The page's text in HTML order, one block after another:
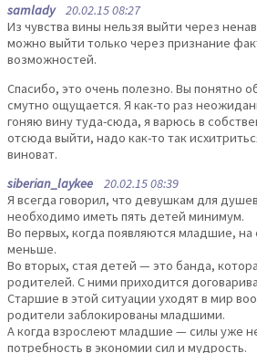
samlady20.02.15 08:27
Из чувства вины нельзя выйти через
можно выйти только через признание
возможностей.
Спасибо, это очень полезно. Вы понятно
смутно ощущается. Я как-то раз
гоняю вину туда-сюда, я варюсь в
отсюда выйти, надо как-то так
виноват.
siberian_laykee 20.02.15 08:39
Я всегда говорил, что девушкам для
необходимо иметь пять детей минимум.
Во первых, когда появляются младшие,
меньше.
Во вторых, стая детей — это банда,
родителей. С ними приходится
Старшие в этой ситуации уходят в мир
родители заблокированы младшими.
А когда взрослеют младшие — силы уже
потребность в экономии сил и мудрость.